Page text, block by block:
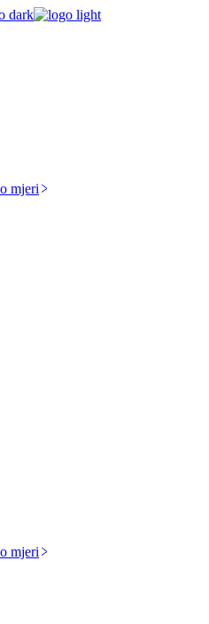
mjeri
mjeri